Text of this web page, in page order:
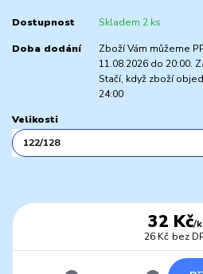
Dostupnost Skladem 2 ks
Doba dodání
Zboží Vám můžeme
11.08.2026 do 20:00.
Stačí, když zboží
24:00
Velikosti
32 Kč/
26 Kč bez